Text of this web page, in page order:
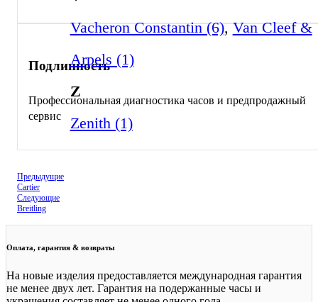
Vacheron Constantin (6),Van Cleef &
Arpels (1)
Z
Zenith (1)
Подлинность
Профессиональная диагностика часов и предпродажный
сервис
Предыдущие
Cartier
Следующие
Breitling
Оплата, гарантия & возвраты
На новые изделия предоставляется международная гарантия
не менее двух лет. Гарантия на подержанные часы и